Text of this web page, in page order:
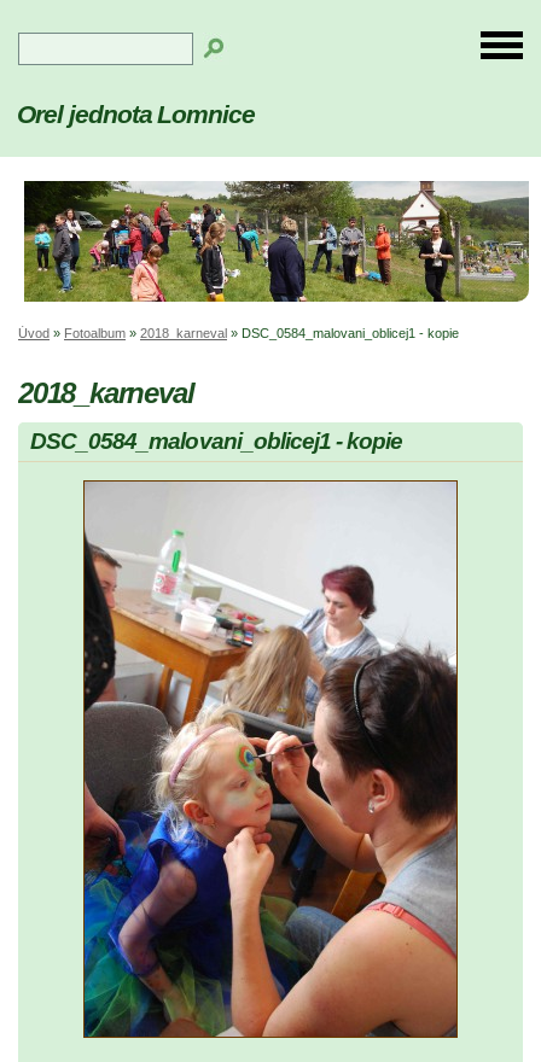
Orel jednota Lomnice
Úvod » Fotoalbum » 2018_karneval » DSC_0584_malovani_oblicej1 - kopie
2018_karneval
DSC_0584_malovani_oblicej1 - kopie